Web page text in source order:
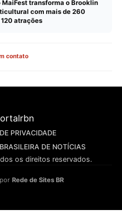
MaiFest transforma o Brooklin
com mais de 260
atrações
contato
PRIVACIDADE
DE NOTÍCIAS
os direitos reservados.
Rede de Sites BR